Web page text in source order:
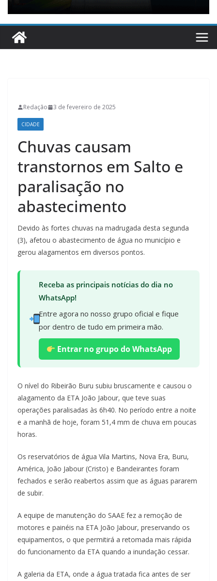
Redação 3 de fevereiro de 2025
CIDADE
Chuvas causam
transtornos em Salto e
paralisação no
abastecimento
Devido às fortes chuvas na madrugada desta segunda
(3), afetou o abastecimento de água no município e
gerou alagamentos em diversos pontos.
Receba as principais notícias do dia no
WhatsApp!
Entre agora no nosso grupo oficial e fique
por dentro de tudo em primeira mão.
Entrar no grupo do WhatsApp
O nível do Ribeirão Buru subiu bruscamente e causou o
alagamento da ETA João Jabour, que teve suas
operações paralisadas às 6h40. No período entre a noite
e a manhã de hoje, foram 51,4 mm de chuva em poucas
horas.
Os reservatórios de água Vila Martins, Nova Era, Buru,
América, João Jabour (Cristo) e Bandeirantes foram
fechados e serão reabertos assim que as águas pararem
de subir.
A equipe de manutenção do SAAE fez a remoção de
motores e painéis na ETA João Jabour, preservando os
equipamentos, o que permitirá a retomada mais rápida
do funcionamento da ETA quando a inundação cessar.
A galeria da ETA, onde a água tratada fica antes de ser